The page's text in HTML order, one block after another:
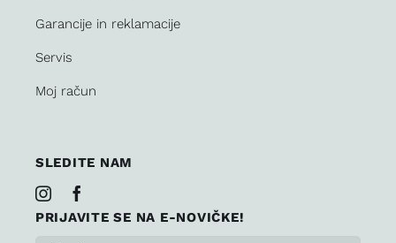
Garancije in reklamacije
Servis
Moj račun
SLEDITE NAM
PRIJAVITE SE NA E-NOVIČKE!